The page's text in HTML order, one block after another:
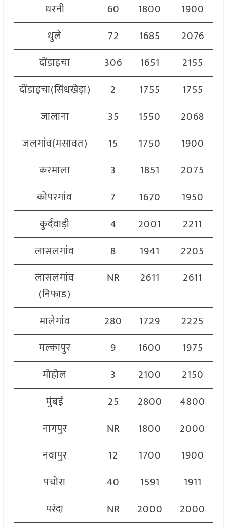
धरनी
60 1800 1900
धुले
72 1685 2076
दोंडाइचा
306 1651 2155
दोंडाइचा(सिंधखेड़ा)
2 1755 1755
जालाना
35 1550 2068
जलगांव(मसावत)
15 1750 1900
करमाला
3 1851 2075
कोपरगांव
7 1670 1950
कुर्दवाड़ी
4 2001 2211
लासलगांव
8 1941 2205
लासलगांव
(निफाड)
NR 2611 2611
मालेगांव 280 1729 2225
मल्कापुर
9 1600 1975
मोहोल
3 2100 2150
मुंबई
25 2800 4800
नागपुर
NR 1800 2000
नवापुर
12 1700 1900
पचोरा
40 1591 1911
परंदा
NR 2000 2000